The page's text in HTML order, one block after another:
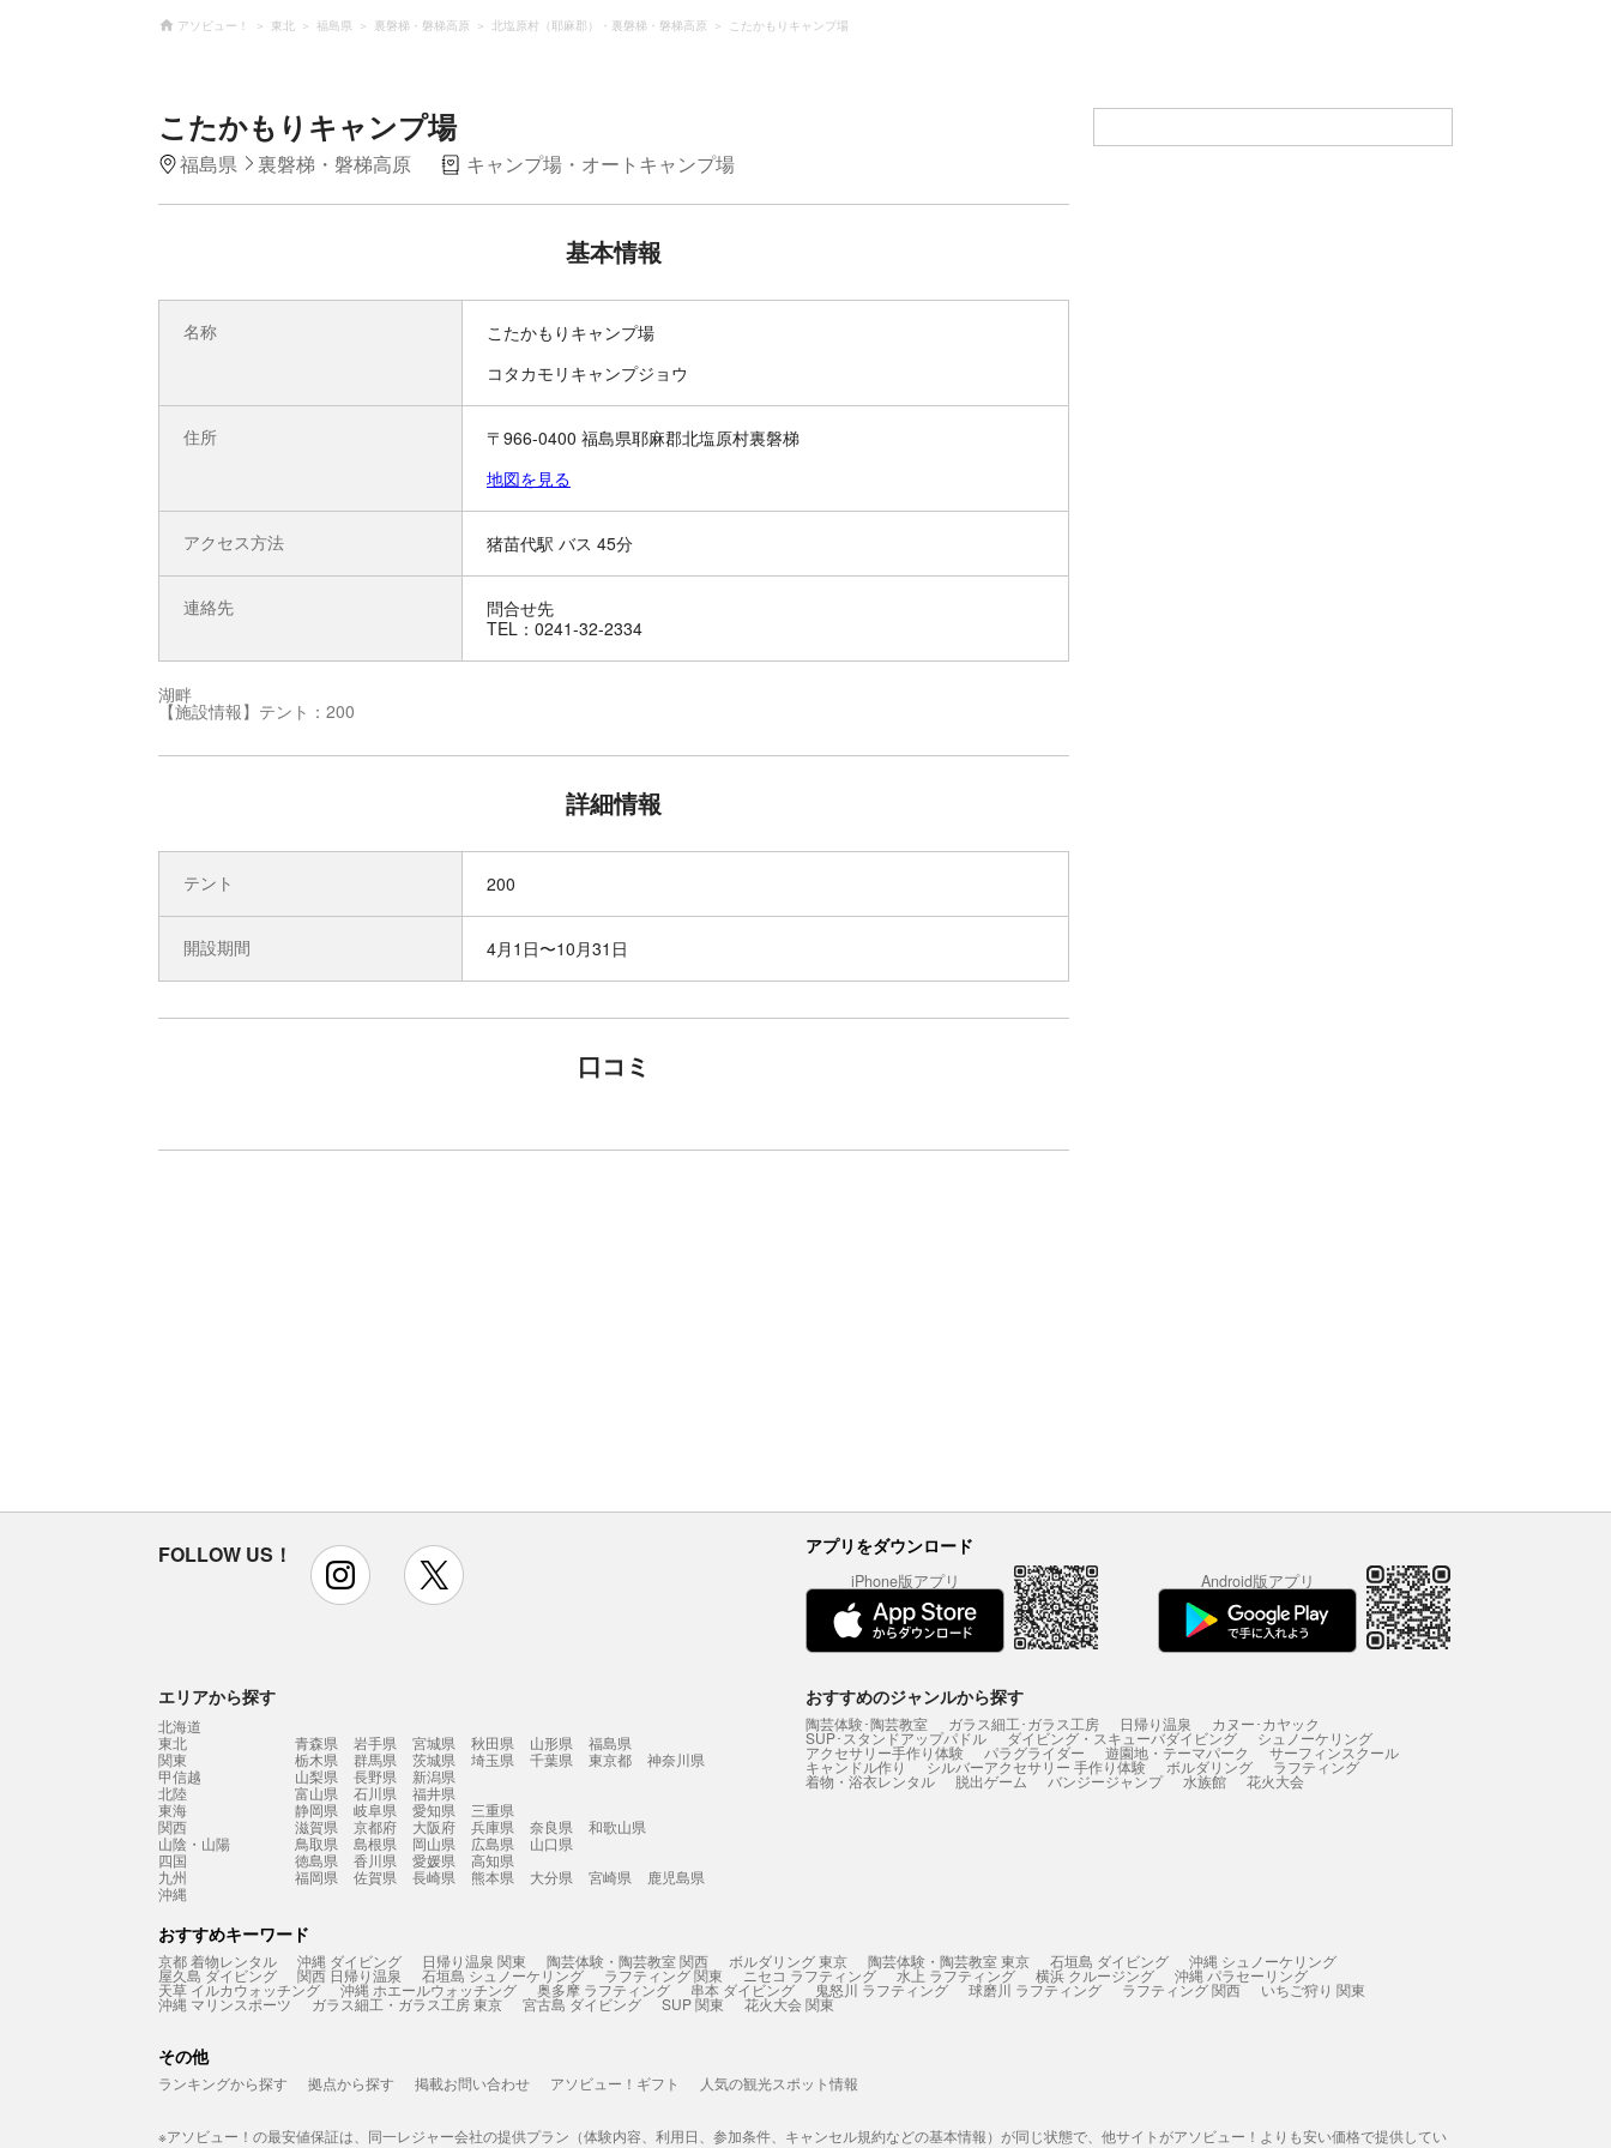
アソビュー！ 東北 福島県 裏磐梯・磐梯高原 北塩原村（耶麻郡）・裏磐梯・磐梯高原 こたかもりキャンプ場
こたかもりキャンプ場
福島県 裏磐梯・磐梯高原 キャンプ場・オートキャンプ場
基本情報
名称
こたかもりキャンプ場
コタカモリキャンプジョウ
住所
〒966-0400 福島県耶麻郡北塩原村裏磐梯
地図を見る
アクセス方法 猪苗代駅 バス 45分
連絡先
問合せ先
TEL：0241-32-2334
湖畔
【施設情報】テント：200
詳細情報
テント 200
開設期間 4月1日〜10月31日
口コミ
FOLLOW US！ instagram アプリをダウンロード
iPhone版アプリ Android版アプリ
エリアから探す
北海道
東北
青森県 岩手県 宮城県 秋田県 山形県
福島県
関東
栃木県 群馬県 茨城県 埼玉県 千葉県 東京都
神奈川県
甲信越
山梨県 長野県
新潟県
北陸
富山県 石川県
福井県
東海
静岡県 岐阜県 愛知県
三重県
関西
滋賀県 京都府 大阪府 兵庫県 奈良県
和歌山県
山陰・山陽
鳥取県 島根県 岡山県 広島県
山口県
四国
徳島県 香川県 愛媛県
高知県
九州
福岡県 佐賀県 長崎県 熊本県 大分県 宮崎県
鹿児島県
沖縄
おすすめのジャンルから探す
陶芸体験･陶芸教室 ガラス細工･ガラス工房 日帰り温泉 カヌー･カヤック
SUP･スタンドアップパドル ダイビング・スキューバダイビング シュノーケリング
アクセサリー手作り体験 パラグライダー 遊園地・テーマパーク サーフィンスクール
キャンドル作り シルバーアクセサリー 手作り体験 ボルダリング ラフティング
着物・浴衣レンタル 脱出ゲーム バンジージャンプ 水族館 花火大会
おすすめキーワード
京都 着物レンタル 沖縄 ダイビング 日帰り温泉 関東 陶芸体験・陶芸教室 関西 ボルダリング 東京 陶芸体験・陶芸教室 東京 石垣島 ダイビング 沖縄 シュノーケリング
屋久島 ダイビング 関西 日帰り温泉 石垣島 シュノーケリング ラフティング 関東 ニセコ ラフティング 水上 ラフティング 横浜 クルージング 沖縄 パラセーリング
天草 イルカウォッチング 沖縄 ホエールウォッチング 奥多摩 ラフティング 串本 ダイビング 鬼怒川 ラフティング 球磨川 ラフティング ラフティング 関西 いちご狩り 関東
沖縄 マリンスポーツ ガラス細工・ガラス工房 東京 宮古島 ダイビング SUP 関東 花火大会 関東
その他
ランキングから探す 拠点から探す 掲載お問い合わせ アソビュー！ギフト 人気の観光スポット情報
※アソビュー！の最安値保証は、同一レジャー会社の提供プラン（体験内容、利用日、参加条件、キャンセル規約などの基本情報）が同じ状態で、他サイトがアソビュー！よりも安い価格で提供してい